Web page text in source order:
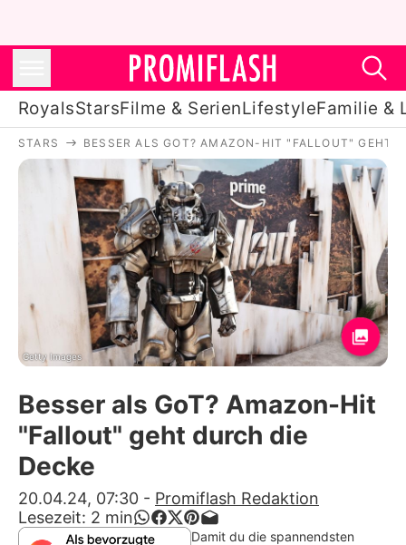
RoyalsStarsFilme & SerienLifestyleFamilie &
Royals
Stars
Filme & Serien
Lifestyle
Familie & Liebe
Promiflash Exklusiv
Alle Themen auf Promiflash
App runterladen
Team
STARS BESSER ALS GOT? AMAZON-HIT "FALLOUT" GEHT
Getty Images
Besser als GoT? Amazon-Hit
"Fallout" geht durch die
Decke
20.04.24, 07:30 - Promiflash Redaktion
Lesezeit: 2 min
Damit du die spannendsten